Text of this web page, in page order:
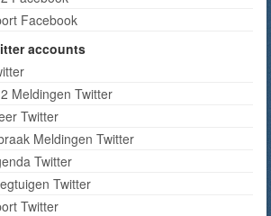
Facebook
accounts
Meldingen Twitter
Twitter
Meldingen Twitter
Twitter
Twitter
Twitter